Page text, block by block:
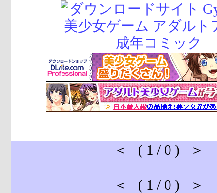
＜ ( 1 / 0 ) ＞
＜ ( 1 / 0 ) ＞